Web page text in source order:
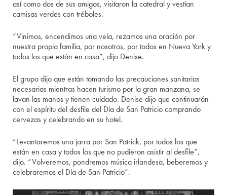
así como dos de sus amigos, visitaron la catedral y vestían
camisas verdes con tréboles.
“Vinimos, encendimos una vela, rezamos una oración por
nuestra propia familia, por nosotros, por todos en Nueva York y
todos los que están en casa”, dijo Denise.
El grupo dijo que están tomando las precauciones sanitarias
necesarias mientras hacen turismo por la gran manzana, se
lavan las manos y tienen cuidado. Denise dijo que continuarán
con el espíritu del desfile del Día de San Patricio comprando
cervezas y celebrando en su hotel.
“Levantaremos una jarra por San Patrick, por todos los que
están en casa y todos los que no pudieron asistir al desfile”,
dijo. “Volveremos, pondremos música irlandesa, beberemos y
celebraremos el Día de San Patricio”.